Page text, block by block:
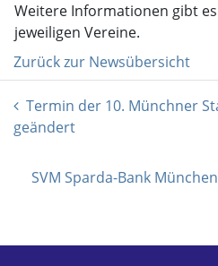
Weitere Informationen gibt
jeweiligen Vereine.
Zurück zur Newsübersicht
Termin der 10. Münchner
geändert
SVM Sparda-Bank